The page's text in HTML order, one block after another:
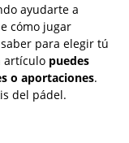
ayudarte a
cómo jugar
para elegir tú
artículo puedes
o aportaciones.
del pádel.